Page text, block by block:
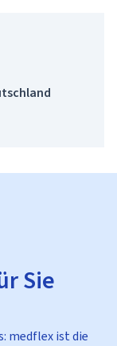
Sie
medflex ist die